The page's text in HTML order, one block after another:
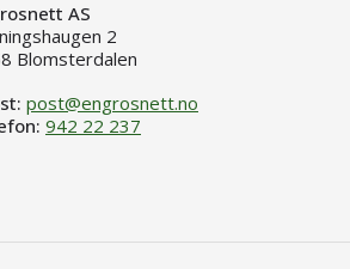
AS
2
Blomsterdalen
post@engrosnett.no
942 22 237